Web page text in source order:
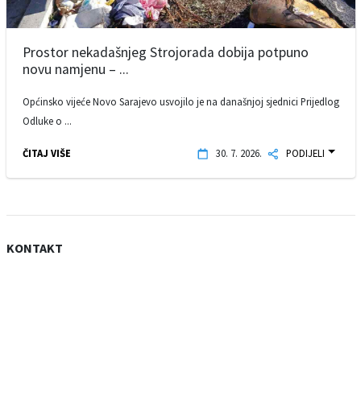
Prostor nekadašnjeg Strojorada dobija potpuno
novu namjenu – ...
Općinsko vijeće Novo Sarajevo usvojilo je na današnjoj sjednici Prijedlog
Odluke o ...
ČITAJ VIŠE 30. 7. 2026. PODIJELI
KONTAKT